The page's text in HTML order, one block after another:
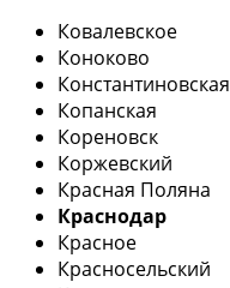
Ковалевское
Коноково
Константиновская
Копанская
Кореновск
Коржевский
Красная Поляна
Краснодар
Красное
Красносельский